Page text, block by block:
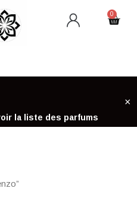
0
Cart
la liste des parfums
×